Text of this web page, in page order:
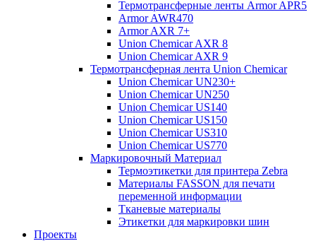
Термотрансферные ленты Armor APR5
Armor AWR470
Armor AXR 7+
Union Chemicar AXR 8
Union Chemicar AXR 9
Термотрансферная лента Union Chemicar
Union Chemicar UN230+
Union Chemicar UN250
Union Chemicar US140
Union Chemicar US150
Union Chemicar US310
Union Chemicar US770
Маркировочный Материал
Термоэтикетки для принтера Zebra
Материалы FASSON для печати
переменной информации
Тканевые материалы
Этикетки для маркировки шин
Проекты